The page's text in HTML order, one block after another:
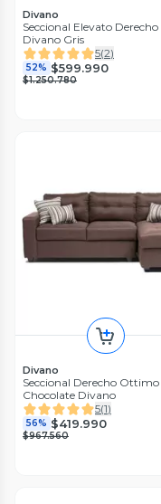
Divano
Seccional Elevato Derecho
Divano Gris
5(2)
52% $599.990
$1.250.780
Divano
Seccional Derecho Ottimo
Chocolate Divano
5(1)
56% $419.990
$967.560